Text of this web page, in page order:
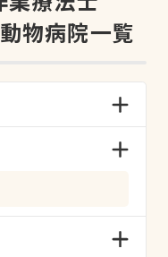
物病院一覧